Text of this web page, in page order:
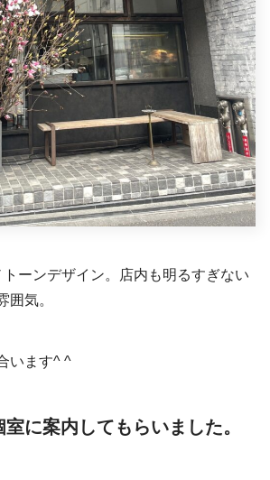
ーンデザイン。店内も明るすぎない
囲気。
います^ ^
に案内してもらいました。